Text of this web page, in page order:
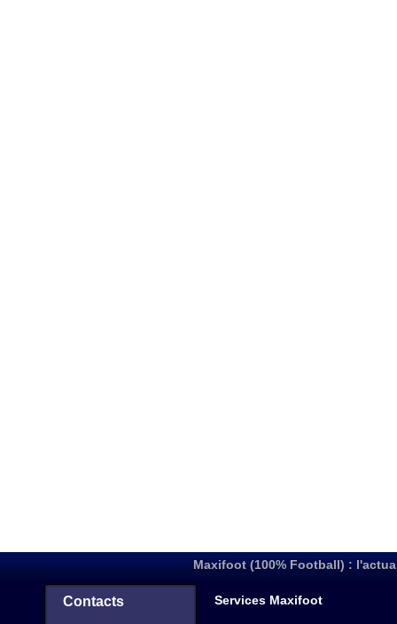
Maxifoot (100% Football) :
Contacts Services Maxifoot